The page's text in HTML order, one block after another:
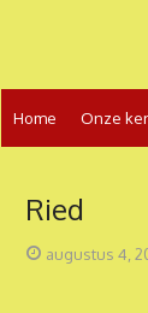
inhoud
Home Onze
Ried
Geplaatst
augustus 4,